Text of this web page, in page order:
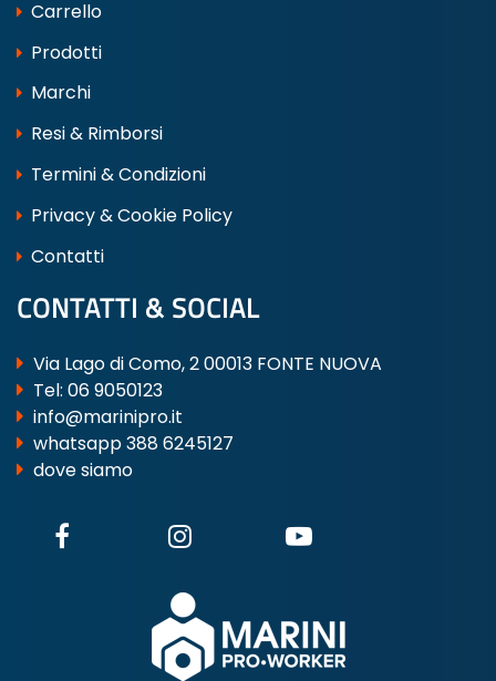
Carrello
Prodotti
Marchi
Resi & Rimborsi
Termini & Condizioni
Privacy & Cookie Policy
Contatti
CONTATTI & SOCIAL
Via Lago di Como, 2 00013 FONTE NUOVA
Tel: 06 9050123
info@marinipro.it
whatsapp 388 6245127
dove siamo